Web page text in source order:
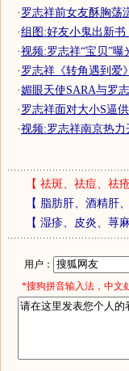
·罗志祥前女友酥胸荡
·组图:好友小鬼出新
·视频:罗志祥“宝贝”
·罗志祥《转角遇到爱
·媚眼天使SARA与罗
·罗志祥面对大小S逼
·视频:罗志祥南京热
【 祛斑、祛痘、祛
【 脂肪肝、酒精肝
【 湿疹、皮炎、荨
用户：
*搜狗拼音输入法，中文